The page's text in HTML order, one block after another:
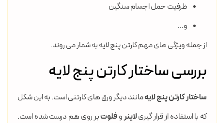
ظرفیت حمل اجسام سنگین
و…
از جمله ویژگی های مهم کارتن پنج لایه به شمار می روند.
بررسی ساختار کارتن پنج لایه
ساختار کارتن پنج لایهمانند دیگر ورق های کارتنی است. به این شکل
که با استفاده از قرار گیریلاینرو فلوتبر روی هم درست شده است.